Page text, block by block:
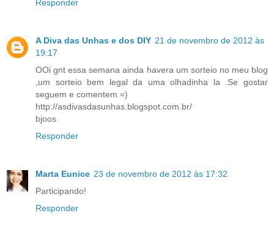
Responder
A Diva das Unhas e dos DIY 21 de novembro de 2012 às
19:17
OOi gnt essa semana ainda havera um sorteio no meu blog
,um sorteio bem legal da uma olhadinha la .Se gostar
seguem e comentem =)
http://asdivasdasunhas.blogspot.com.br/
bjoos
Responder
Marta Eunice 23 de novembro de 2012 às 17:32
Participando!
Responder